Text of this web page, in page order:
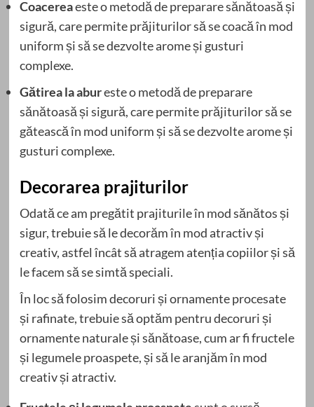
Coacereaeste o metodă de preparare sănătoasă și
sigură, care permite prăjiturilor să se coacă în mod
uniform și să se dezvolte arome și gusturi
complexe.
Gătirea la abureste o metodă de preparare
sănătoasă și sigură, care permite prăjiturilor să se
gătească în mod uniform și să se dezvolte arome și
gusturi complexe.
Decorarea prajiturilor
Odată ce am pregătit prajiturile în mod sănătos și
sigur, trebuie să le decorăm în mod atractiv și
creativ, astfel încât să atragem atenția copiilor și să
le facem să se simtă speciali.
În loc să folosim decoruri și ornamente procesate
și rafinate, trebuie să optăm pentru decoruri și
ornamente naturale și sănătoase, cum ar fi fructele
și legumele proaspete, și să le aranjăm în mod
creativ și atractiv.